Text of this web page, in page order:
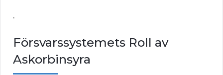
.
Försvarssystemets Roll av
Askorbinsyra